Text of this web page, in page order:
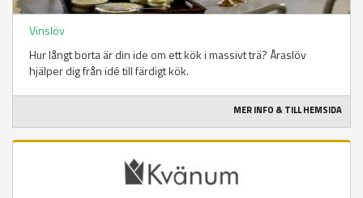
Vinslöv
Hur långt borta är din ide om ett kök i massivt trä? Åraslöv
hjälper dig från idé till färdigt kök.
MER INFO & TILL HEMSIDA